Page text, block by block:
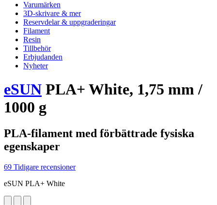
Varumärken
3D-skrivare & mer
Reservdelar & uppgraderingar
Filament
Resin
Tillbehör
Erbjudanden
Nyheter
eSUN PLA+ White, 1,75 mm /
1000 g
PLA-filament med förbättrade fysiska
egenskaper
69 Tidigare recensioner
eSUN PLA+ White